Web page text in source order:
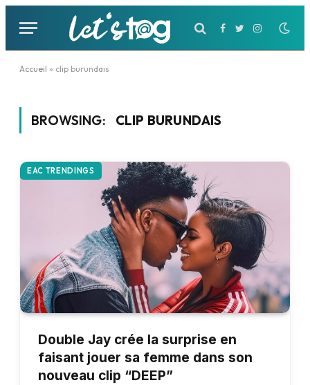
Facebook
TwitterInstagram
Accueil » clip burundais
BROWSING: CLIP BURUNDAIS
EAC TRENDINGS
Double Jay crée la surprise en
faisant jouer sa femme dans son
nouveau clip “DEEP”